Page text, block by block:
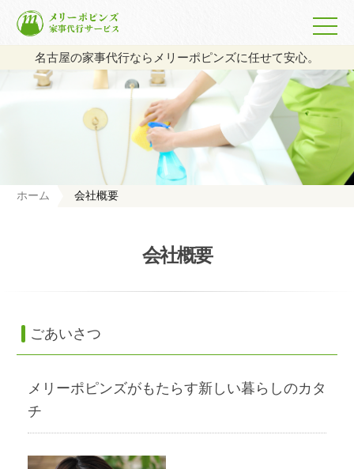
名古屋の家事代行ならメリーポピンズに任せて安心。
ホーム 会社概要
会社概要
ごあいさつ
メリーポピンズがもたらす新しい暮らしのカタ
チ